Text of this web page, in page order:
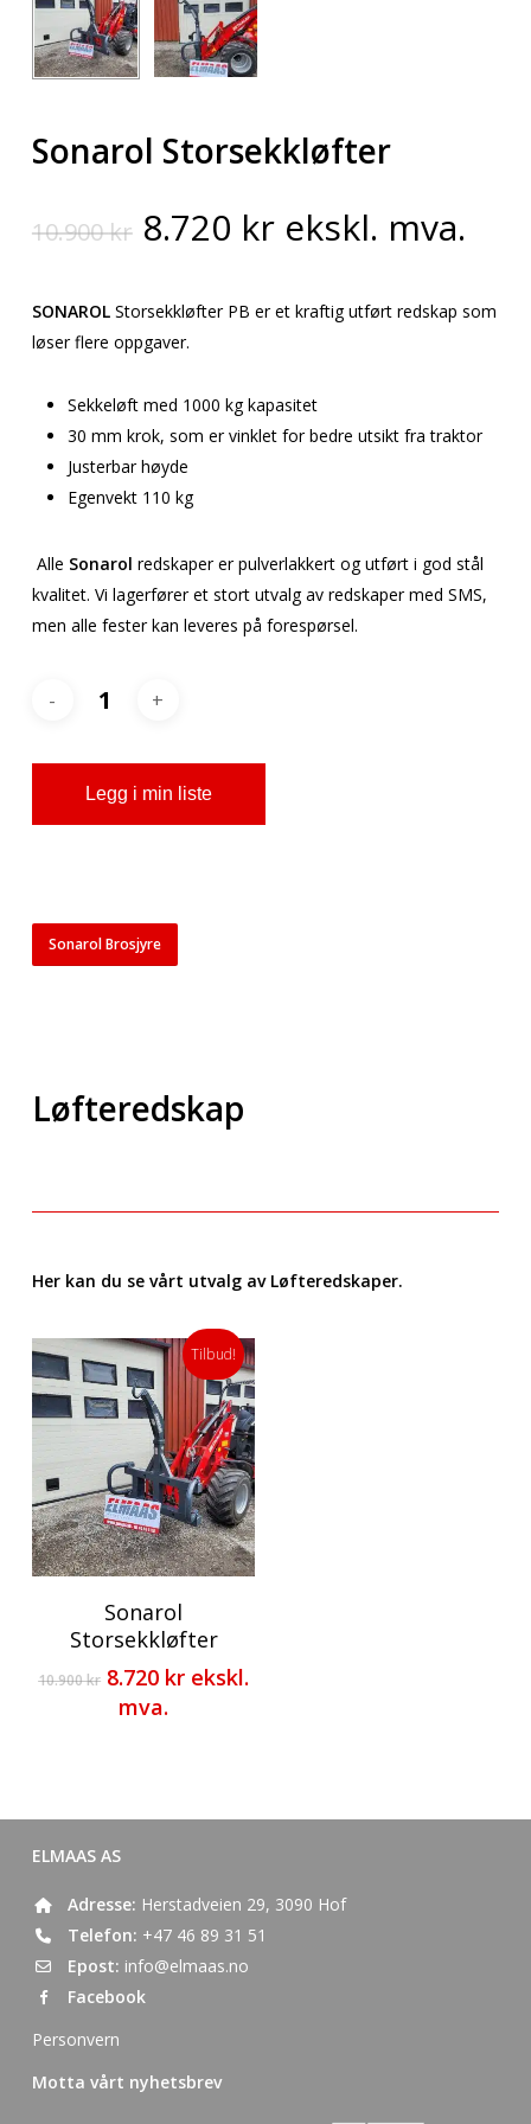
Sonarol Storsekkløfter
10.900kr Opprinnelig
var:
10.900 kr.
8.720 krNåværende
er:
8.720 kr.
ekskl. mva.
SONAROLStorsekkløfter PB er et kraftig utført redskap som
løser flere oppgaver.
Sekkeløft med 1000 kg kapasitet
30 mm krok, som er vinklet for bedre utsikt fra traktor
Justerbar høyde
Egenvekt 110 kg
Alle Sonarol redskaper er pulverlakkert og utført i god stål
kvalitet. Vi lagerfører et stort utvalg av redskaper med SMS,
men alle fester kan leveres på forespørsel.
Legg i min liste
Sonarol Brosjyre
Løfteredskap
Her kan du se vårt utvalg av Løfteredskaper.
Tilbud!
Sonarol
Storsekkløfter
10.900kr Opprinnelig
pris
8.720 krNåværende
ekskl.
mva.
ELMAAS AS
Adresse: Herstadveien 29, 3090 Hof
Telefon: +47 46 89 31 51
Epost: info@elmaas.no
Facebook
Personvern
Motta vårt nyhetsbrev